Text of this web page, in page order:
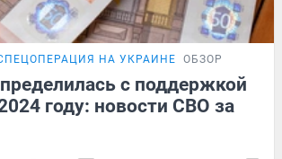
НА УКРАИНЕ ОБЗОР
с поддержкой
году: новости СВО за